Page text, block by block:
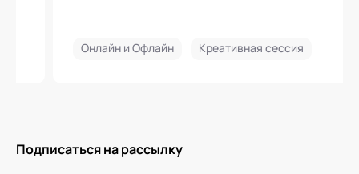
Онлайн и Офлайн Креативная сессия
Подписаться на рассылку